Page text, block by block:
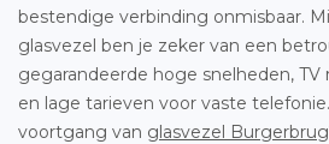
bestendige verbinding onmisbaar.
glasvezel ben je zeker van een
gegarandeerde hoge snelheden,
en lage tarieven voor vaste
voortgang van glasvezel Burgerbrug